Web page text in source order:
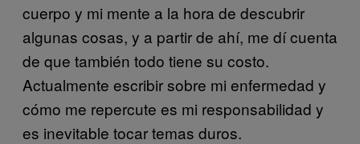
cuerpo y mi mente a la hora de descubrir
algunas cosas, y a partir de ahí, me dí cuenta
de que también todo tiene su costo.
Actualmente escribir sobre mi enfermedad y
cómo me repercute es mi responsabilidad y
es inevitable tocar temas duros.